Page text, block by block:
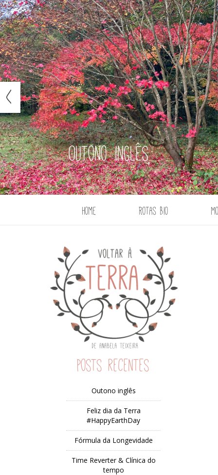
Outono inglês
Home Rotas Bio
Posts recentes
Outono inglês
Feliz dia da Terra
#HappyEarthDay
Fórmula da Longevidade
Time Reverter & Clínica do
tempo